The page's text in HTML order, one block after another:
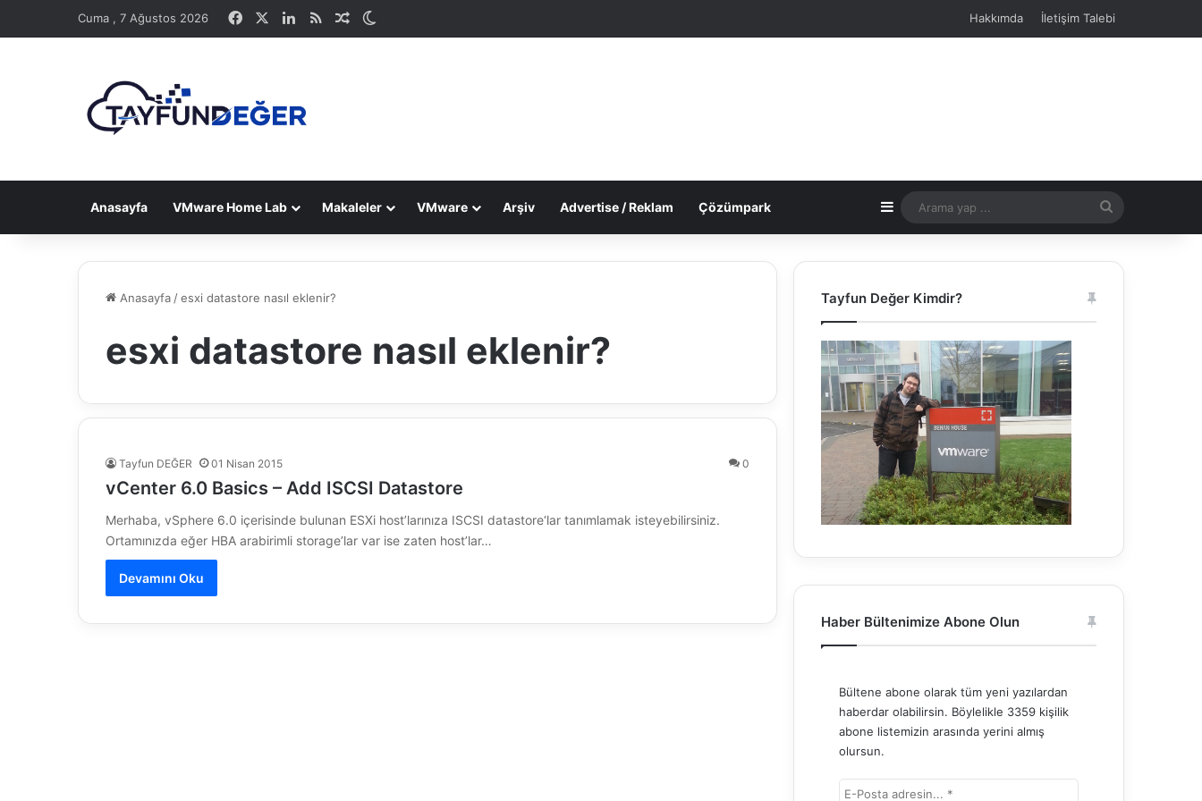
Cuma , 7 Ağustos 2026 Facebook LinkedIn
RSS Rastgele Makale Hakkımda İletişim Talebi
Anasayfa VMware Home Lab Makaleler VMware Arşiv Advertise / Reklam Çözümpark Kenar Bölmesi
yap
Anasayfa /esxi datastore nasıl eklenir?
esxi datastore nasıl eklenir?
Tayfun DEĞER 01 Nisan 2015 0
vCenter 6.0 Basics – Add ISCSI Datastore
Merhaba, vSphere 6.0 içerisinde bulunan ESXi host’larınıza ISCSI datastore‘lar tanımlamak isteyebilirsiniz.
Ortamınızda eğer HBA arabirimli storage’lar var ise zaten host’lar…
Devamını Oku
Tayfun Değer Kimdir?
Haber Bültenimize Abone Olun
Bültene abone olarak tüm yeni yazılardan
haberdar olabilirsin. Böylelikle 3359 kişilik
abone listemizin arasında yerini almış
olursun.